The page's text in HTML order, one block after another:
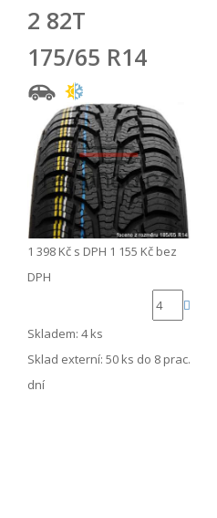
2 82T
175/65 R14
1 398 Kč s DPH 1 155 Kč bez
DPH
Skladem: 4 ks
Sklad externí: 50 ks do 8 prac.
dní